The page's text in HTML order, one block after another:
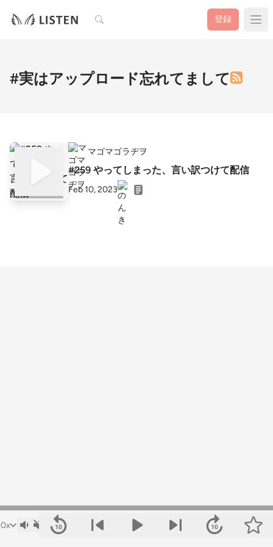
検索 登録
#実はアップロード忘れてまして
マゴマゴラヂヲ
#259 やってしまった、言い訳つけて配信
Feb 10, 2023